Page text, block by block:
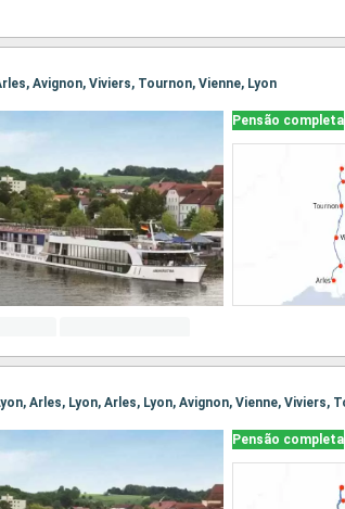
Avignon, Viviers, Tournon, Vienne, Lyon
Pensão completa
Pensão completa